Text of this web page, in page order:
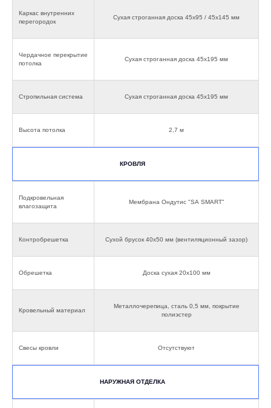
Каркас внутренних
перегородок
Сухая строганная доска 45х95 / 45х145 мм
Чердачное перекрытие
потолка
Сухая строганная доска 45х195 мм
Стропильная система Сухая строганная доска 45х195 мм
Высота потолка 2,7 м
КРОВЛЯ
Подкровельная
влагозащита
Мембрана Ондутис "SА SMART"
Контробрешетка Сухой брусок 40х50 мм (вентиляционный зазор)
Обрешетка Доска сухая 20х100 мм
Кровельный материал
Металлочерепица, сталь 0,5 мм, покрытие
полиэстер
Свесы кровли Отсутствуют
НАРУЖНАЯ ОТДЕЛКА